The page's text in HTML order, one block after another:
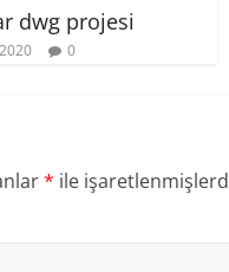
dwg projesi
0
* ile